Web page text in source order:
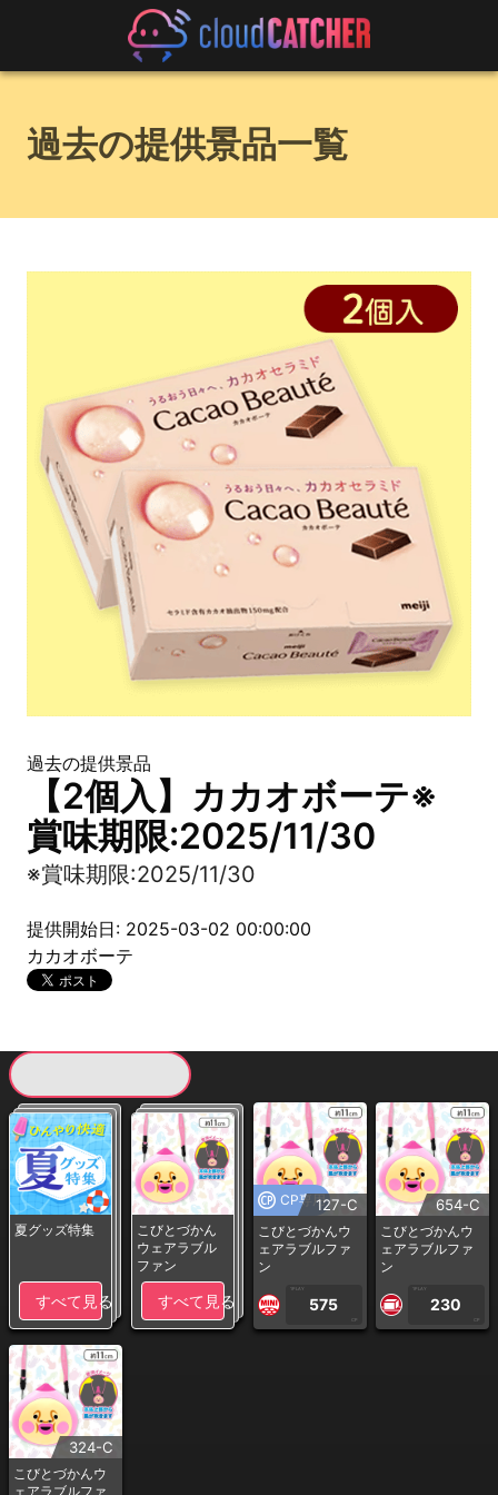
過去の提供景品一覧
過去の提供景品
【2個入】カカオボーテ※
賞味期限:2025/11/30
※賞味期限:2025/11/30
提供開始日: 2025-03-02 00:00:00
カカオボーテ
夏グッズ特集
すべて見る
こびとづかん
ウェアラブル
ファン
すべて見る
CP専用127-C
こびとづかんウ
ェアラブルファ
ン
1PLAY
575
CP
654-C
こびとづかんウ
ェアラブルファ
ン
1PLAY
230
CP
324-C
こびとづかんウ
ェアラブルファ